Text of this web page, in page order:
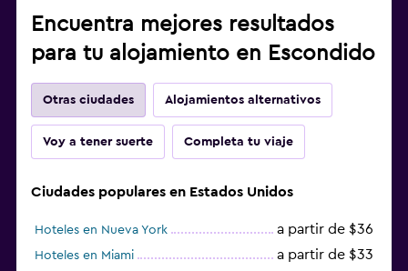
Encuentra mejores resultados
para tu alojamiento en Escondido
Otras ciudades Alojamientos alternativos
Voy a tener suerte Completa tu viaje
Ciudades populares en Estados Unidos
Hoteles en Nueva York a partir de $36
Hoteles en Miami a partir de $33